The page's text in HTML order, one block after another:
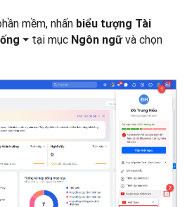
mềm, nhấn biểu tượng Tài
⏷ tại mục Ngôn ngữvà chọn